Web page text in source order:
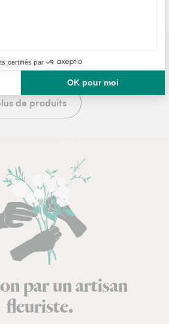
vus sur 21
de produits
par un artisan
fleuriste.